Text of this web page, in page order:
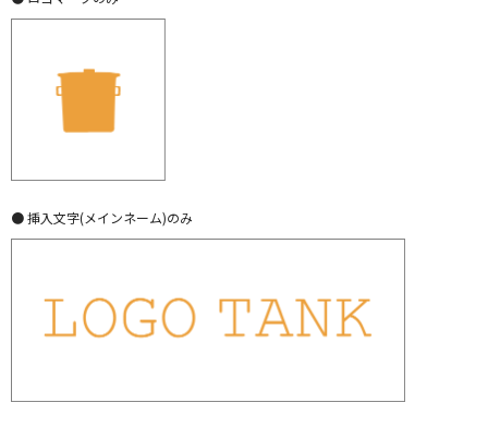
● 挿入文字(メインネーム)のみ